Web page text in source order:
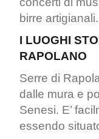
birre artigianali.
I LUOGHI
RAPOLANO
Serre di
dalle mura e
Senesi. E’
essendo